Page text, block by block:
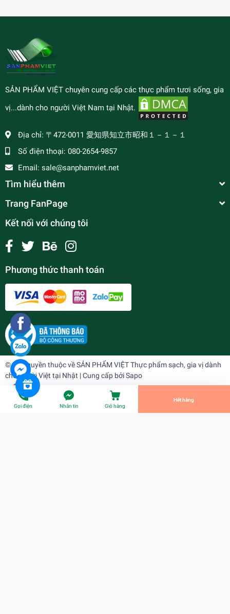
SẢN PHẨM VIỆT chuyên cung cấp các thực phẩm tươi sống, gia
vị...dành cho người Việt Nam tại Nhật.
Địa chỉ: 〒472-0011 愛知県知立市昭和１－１－１
Số điện thoại: 080-2654-9857
Email: sale@sanphamviet.net
Tìm hiểu thêm
Trang FanPage
Kết nối với chúng tôi
Phương thức thanh toán
© Bản quyền thuộc vềSẢN PHẨM VIỆT Thực phẩm sạch, gia vị dành
cho người Việt tại Nhật | Cung cấp bởiSapo
¥756
undefined
Tiến Hành Thanh Toán
Gọi điện Nhắn tin Giỏ hàng
Hết hàng